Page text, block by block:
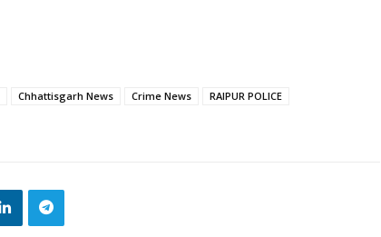
Chhattisgarh News Crime News
RAIPUR POLICE